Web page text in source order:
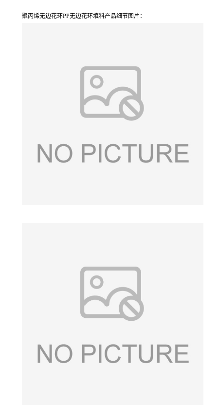
聚丙烯无边花环PP无边花环填料产品细节图片：